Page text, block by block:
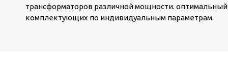
трансформаторов различной мощности.
комплектующих по индивидуальным параметрам.